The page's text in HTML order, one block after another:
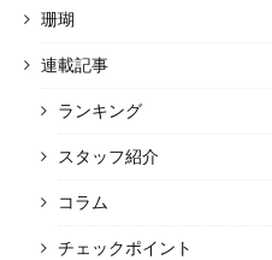
珊瑚
連載記事
ランキング
スタッフ紹介
コラム
チェックポイント